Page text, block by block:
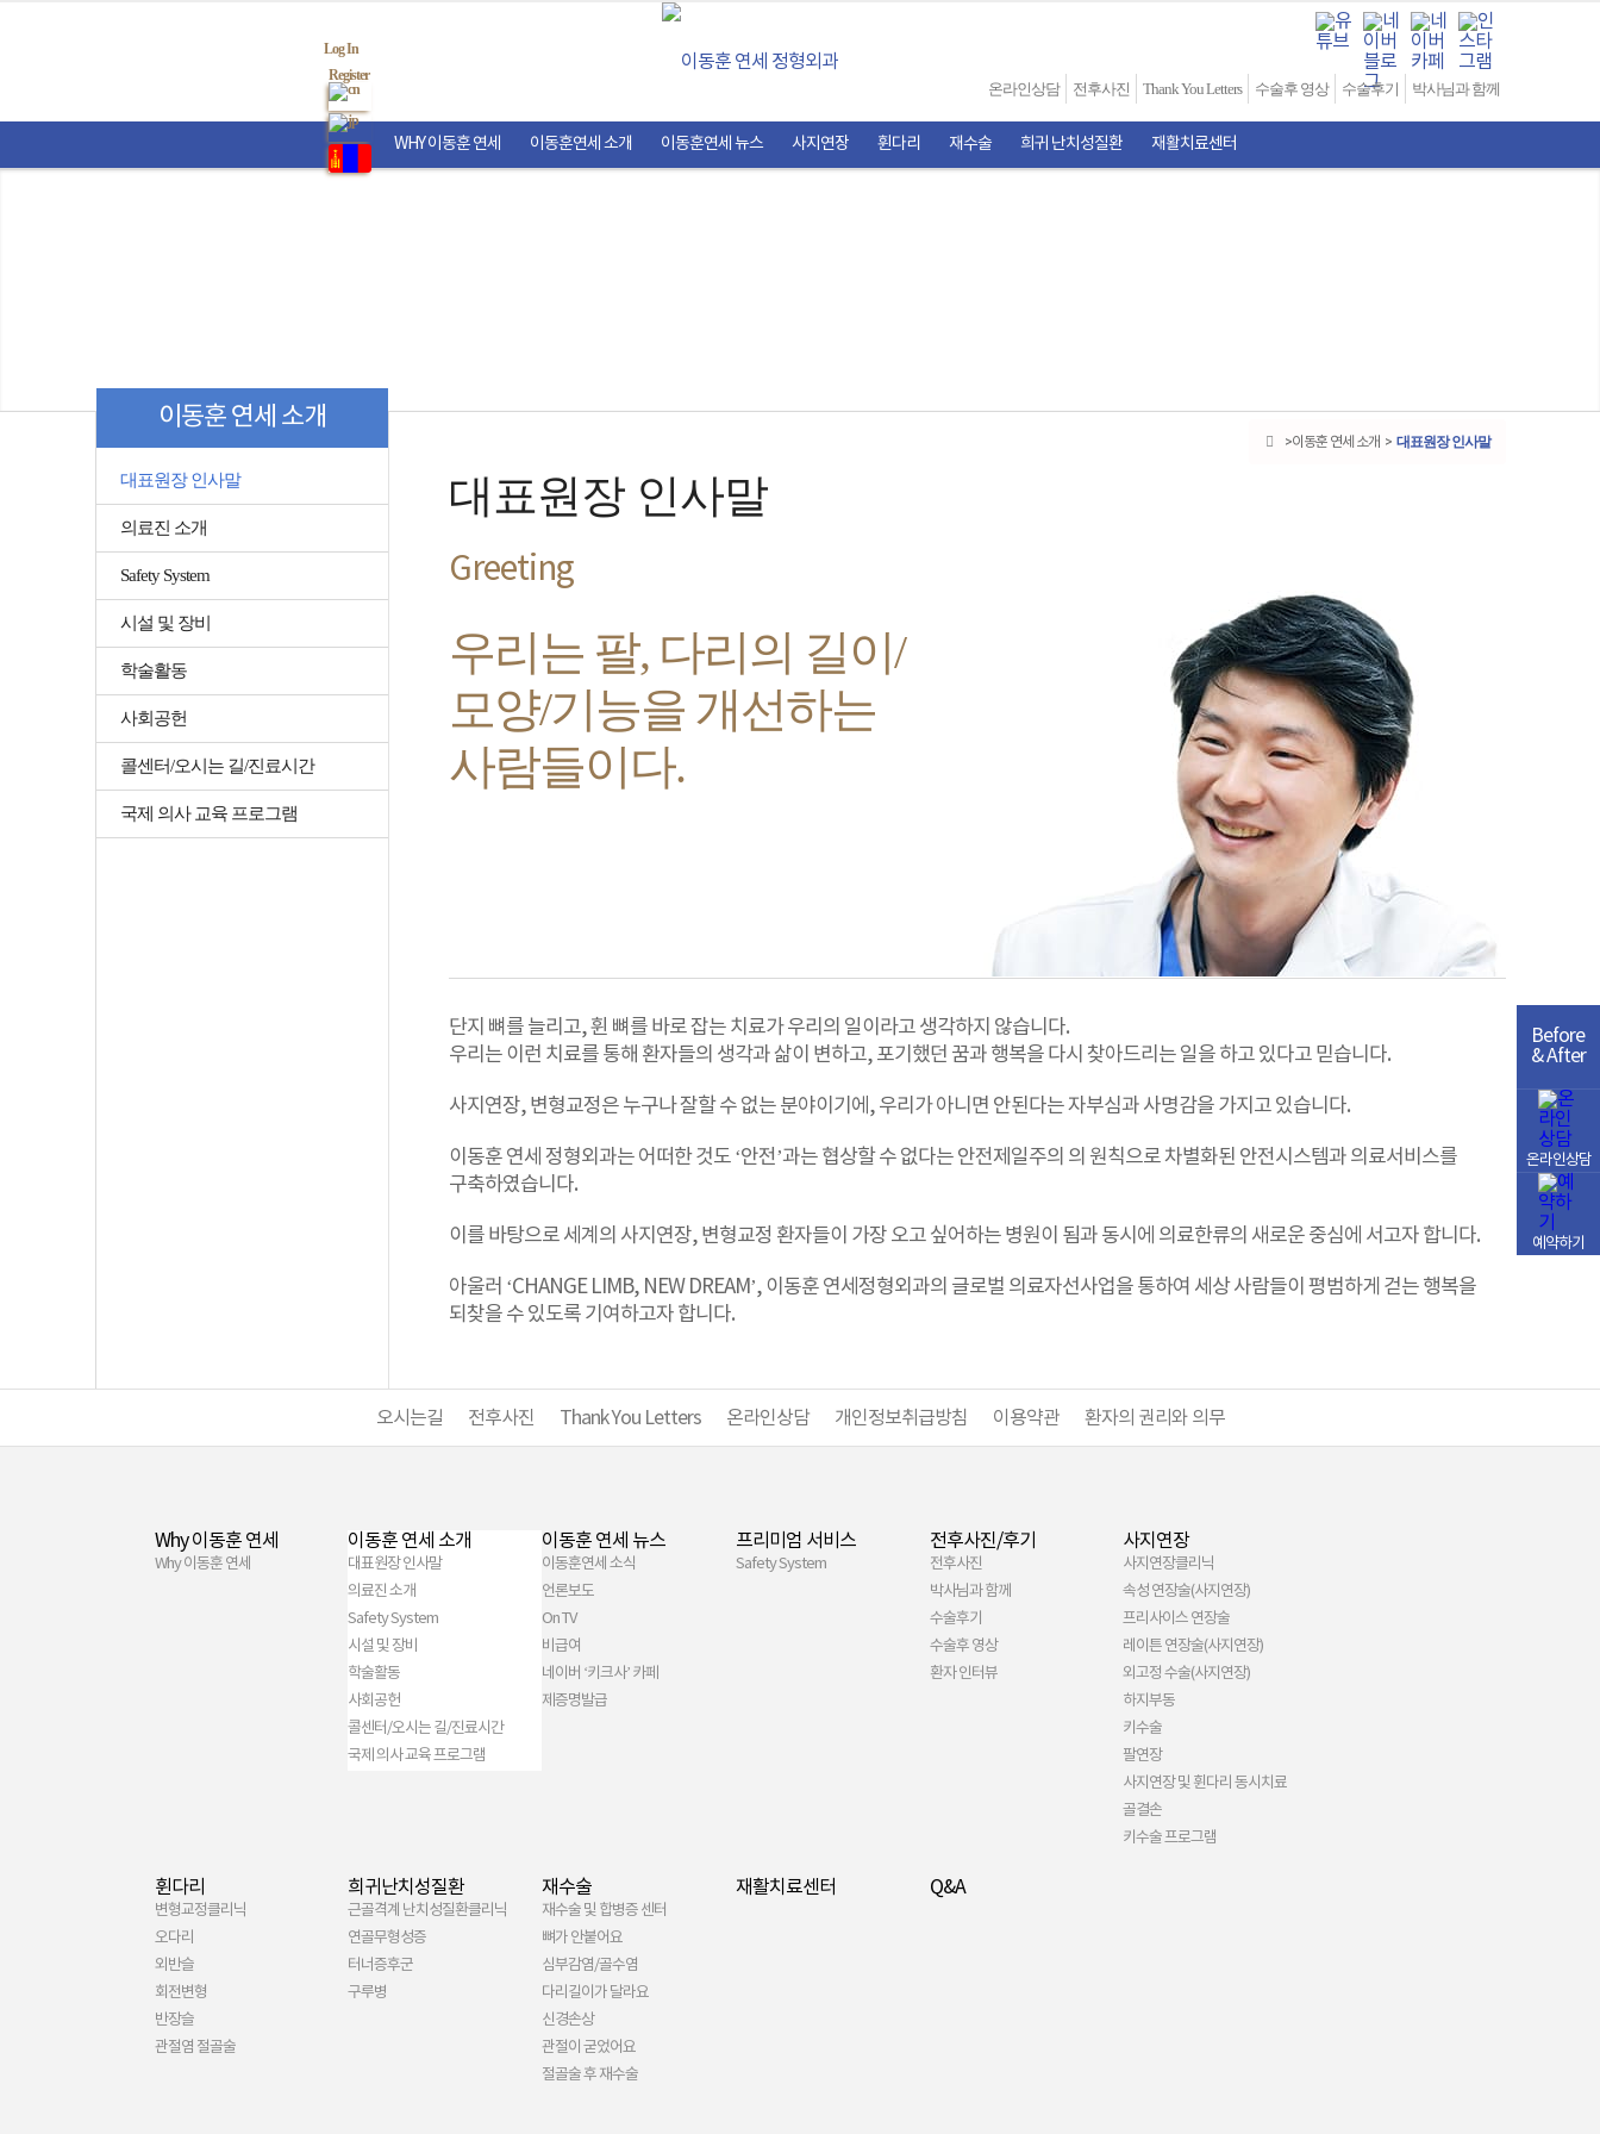
온라인상담 전후사진 Thank You Letters 수술후 영상 수술후기 박사님과 함께
Log In
Register
WHY 이동훈 연세 이동훈연세 소개 이동훈연세 뉴스 사지연장 휜다리 재수술 희귀 난치성질환 재활치료센터
이동훈 연세 소개 대표원장 인사말
대표원장 인사말
Greeting
우리는 팔, 다리의 길이/
모양/기능을 개선하는
사람들이다.
단지 뼈를 늘리고, 휜 뼈를 바로 잡는 치료가 우리의 일이라고 생각하지 않습니다.
우리는 이런 치료를 통해 환자들의 생각과 삶이 변하고, 포기했던 꿈과 행복을 다시 찾아드리는 일을 하고 있다고 믿습니다.
사지연장, 변형교정은 누구나 잘할 수 없는 분야이기에, 우리가 아니면 안된다는 자부심과 사명감을 가지고 있습니다.
이동훈 연세 정형외과는 어떠한 것도 ‘안전’과는 협상할 수 없다는 안전제일주의 의 원칙으로 차별화된 안전시스템과 의료서비스를
구축하였습니다.
이를 바탕으로 세계의 사지연장, 변형교정 환자들이 가장 오고 싶어하는 병원이 됨과 동시에 의료한류의 새로운 중심에 서고자 합니다.
아울러 ‘CHANGE LIMB, NEW DREAM’, 이동훈 연세정형외과의 글로벌 의료자선사업을 통하여 세상 사람들이 평범하게 걷는 행복을
되찾을 수 있도록 기여하고자 합니다.
이동훈 연세 소개
대표원장 인사말
의료진 소개
Safety System
시설 및 장비
학술활동
사회공헌
콜센터/오시는 길/진료시간
국제 의사 교육 프로그램
오시는길 전후사진 Thank You Letters 온라인상담 개인정보취급방침 이용약관 환자의 권리와 의무
Why 이동훈 연세
Why 이동훈 연세
이동훈 연세 소개
대표원장 인사말
의료진 소개
Safety System
시설 및 장비
학술활동
사회공헌
콜센터/오시는 길/진료시간
국제 의사 교육 프로그램
이동훈 연세 뉴스
이동훈연세 소식
언론보도
On TV
비급여
네이버 ‘키크사’ 카페
제증명발급
프리미엄 서비스
Safety System
전후사진/후기
전후사진
박사님과 함께
수술후기
수술후 영상
환자 인터뷰
사지연장
사지연장클리닉
속성 연장술(사지연장)
프리사이스 연장술
레이튼 연장술(사지연장)
외고정 수술(사지연장)
하지부동
키수술
팔연장
사지연장 및 휜다리 동시치료
골결손
키수술 프로그램
휜다리
변형교정클리닉
오다리
외반슬
회전변형
반장슬
관절염 절골술
희귀난치성질환
근골격계 난치성질환클리닉
연골무형성증
터너증후군
구루병
재수술
재수술 및 합병증 센터
뼈가 안붙어요
심부감염/골수염
다리길이가 달라요
신경손상
관절이 굳었어요
절골술 후 재수술
재활치료센터 Q&A
Before
& After
온라인상담
예약하기